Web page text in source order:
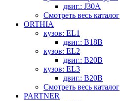
двиг.: J30A
Смотреть весь каталог
ORTHIA
кузов: EL1
двиг.: B18B
кузов: EL2
двиг.: B20B
кузов: EL3
двиг.: B20B
Смотреть весь каталог
PARTNER